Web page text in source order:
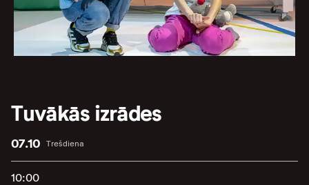
Tuvākās izrādes
Trešdiena
07.10
10:00